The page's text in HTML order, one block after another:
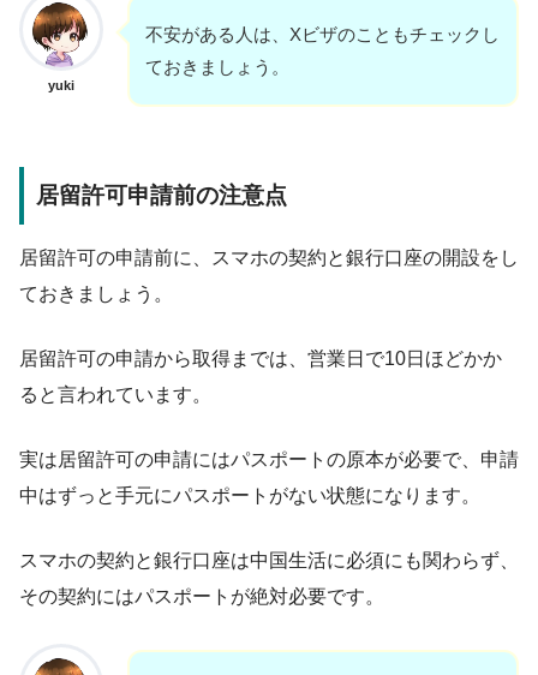
yuki
不安がある人は、Xビザのこともチェックし
ておきましょう。
居留許可申請前の注意点
居留許可の申請前に、 スマホの契約と銀行口座の開設をし
ておきましょう。
居留許可の申請から取得までは、営業日で10日ほどかか
ると言われています。
実は居留許可の申請にはパスポートの原本が必要で、申請
中はずっと手元にパスポートがない状態になります。
スマホの契約と銀行口座は中国生活に必須にも関わらず、
その契約にはパスポートが絶対必要です。